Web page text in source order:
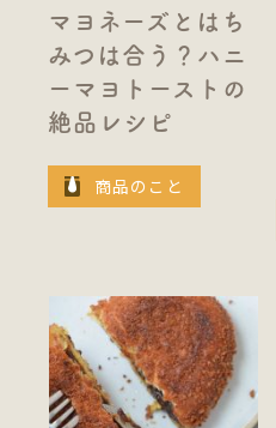
マヨネーズとはち
みつは合う？ハニ
ーマヨトーストの
絶品レシピ
商品のこと